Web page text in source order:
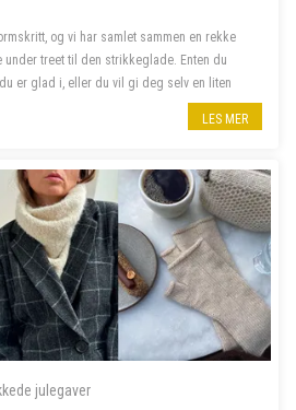
og vi har samlet sammen en rekke
treet til den strikkeglade. Enten du
er glad i, eller du vil gi deg selv en liten
LES MER
julegaver